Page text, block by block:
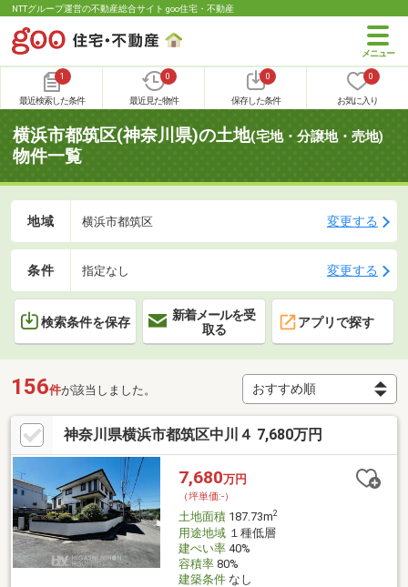
NTTグループ運営の不動産総合サイト goo住宅・不動産
1
最近検索した条件
0
最近見た物件
0
保存した条件
0
お気に入り
横浜市都筑区(神奈川県)の土地(宅地・分譲地・売地)
物件一覧
地域 横浜市都筑区 変更する
条件 指定なし 変更する
検索条件を保存
新着メールを受
取る
アプリで探す
156件が該当しました。
神奈川県横浜市都筑区中川４ 7,680万円
7,680万円
（坪単価:-）
土地面積187.73m2
用途地域１種低層
建ぺい率40%
容積率80%
建築条件なし